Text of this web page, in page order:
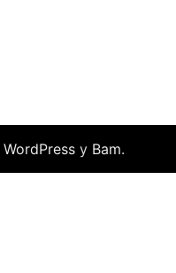
WordPressy Bam.